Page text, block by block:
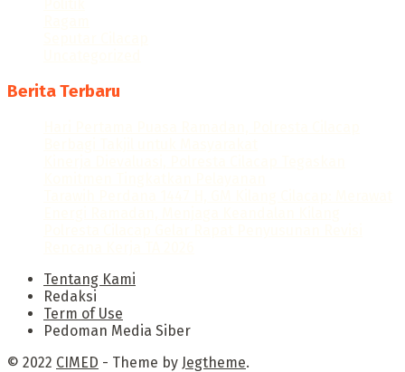
Berita Terbaru
Tentang Kami
Redaksi
Term of Use
Pedoman Media Siber
© 2022 CIMED - Theme by Jegtheme.